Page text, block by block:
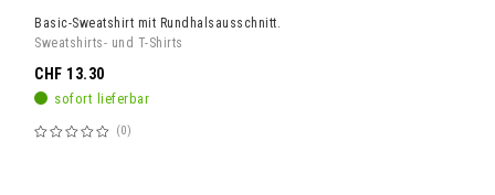
Basic-Sweatshirt mit Rundhalsausschnitt.
Sweatshirts- und T-Shirts
sofort lieferbar
Bewertung:
0
CHF 13.30